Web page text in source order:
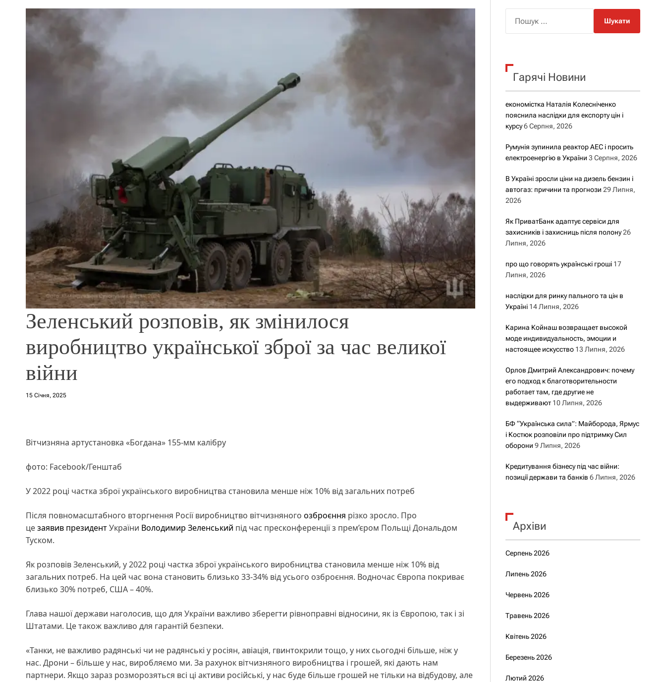
р
о
у
Зеленський розповів, як змінилося
виробництво української зброї за час великої
війни
15 Січня, 2025
Вітчизняна артустановка «Богдана» 155-мм калібру
фото: Facebook/Генштаб
У 2022 році частка зброї українського виробництва становила менше ніж 10% від загальних потреб
Після повномасштабного вторгнення Росії виробництво вітчизняного озброєння різко зросло. Про
цезаявив президентУкраїни Володимир Зеленський під час пресконференції з прем’єром Польщі Дональдом
Туском.
Як розповів Зеленський, у 2022 році частка зброї українського виробництва становила менше ніж 10% від
загальних потреб. На цей час вона становить близько 33-34% від усього озброєння. Водночас Європа покриває
близько 30% потреб, США – 40%.
Глава нашої держави наголосив, що для України важливо зберегти рівноправні відносини, як із Європою, так і зі
Штатами. Це також важливо для гарантій безпеки.
«Танки, не важливо радянські чи не радянські у росіян, авіація, гвинтокрили тощо, у них сьогодні більше, ніж у
нас. Дрони – більше у нас, виробляємо ми. За рахунок вітчизняного виробництва і грошей, які дають нам
партнери. Якщо зараз розморозяться всі ці активи російські, у нас буде більше грошей не тільки на відбудову, але
к
Гарячі Новини
економістка Наталія Колесніченко
пояснила наслідки для експорту цін і
курсу 6 Серпня, 2026
Румунія зупинила реактор АЕС і просить
електроенергію в України 3 Серпня, 2026
В Україні зросли ціни на дизель бензин і
автогаз: причини та прогнози 29 Липня,
2026
Як ПриватБанк адаптує сервіси для
захисників і захисниць після полону 26
Липня, 2026
про що говорять українські гроші 17
Липня, 2026
наслідки для ринку пального та цін в
Україні 14 Липня, 2026
Карина Койнаш возвращает высокой
моде индивидуальность, эмоции и
настоящее искусство 13 Липня, 2026
Орлов Дмитрий Александрович: почему
его подход к благотворительности
работает там, где другие не
выдерживают 10 Липня, 2026
БФ “Українська сила”: Майборода, Ярмус
і Костюк розповіли про підтримку Сил
оборони 9 Липня, 2026
Кредитування бізнесу під час війни:
позиції держави та банків 6 Липня, 2026
Архіви
Серпень 2026
Липень 2026
Червень 2026
Травень 2026
Квітень 2026
Березень 2026
Лютий 2026